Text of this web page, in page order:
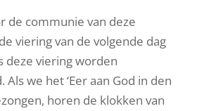
de communie van deze
viering van de volgende dag
deze viering worden
Als we het ‘Eer aan God in den
horen de klokken van